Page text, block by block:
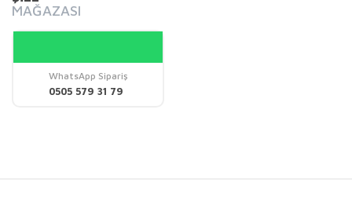
MAĞAZASI
WhatsApp Sipariş
0505 579 31 79